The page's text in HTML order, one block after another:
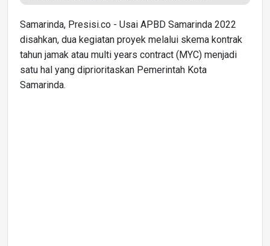
Samarinda, Presisi.co - Usai APBD Samarinda 2022
disahkan, dua kegiatan proyek melalui skema kontrak
tahun jamak atau multi years contract (MYC) menjadi
satu hal yang diprioritaskan Pemerintah Kota
Samarinda.